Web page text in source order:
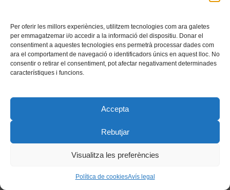
Per oferir les millors experiències, utilitzem tecnologies com ara galetes
per emmagatzemar i/o accedir a la informació del dispositiu. Donar el
consentiment a aquestes tecnologies ens permetrà processar dades com
ara el comportament de navegació o identificadors únics en aquest lloc. No
consentir o retirar el consentiment, pot afectar negativament determinades
característiques i funcions.
Accepta
Rebutjar
Visualitza les preferències
Política de cookiesAvís legal